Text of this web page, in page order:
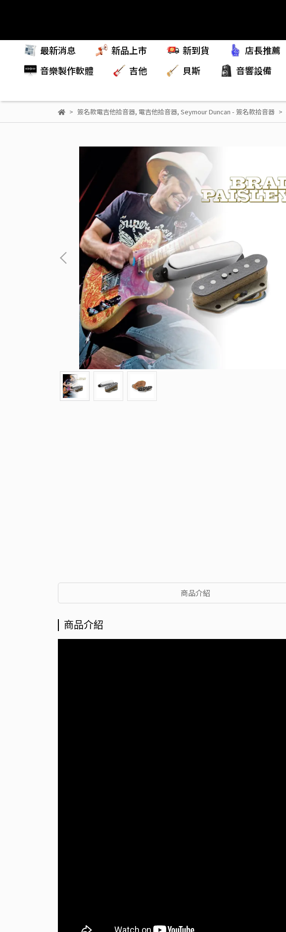
最新消息 新品上市 新到貨 店長推薦
音樂製作軟體
吉他 貝斯 音響設備
簽名款電吉他拾音器, 電吉他拾音器, Seymour Duncan - 簽名款拾音器
商品介紹
商品介紹